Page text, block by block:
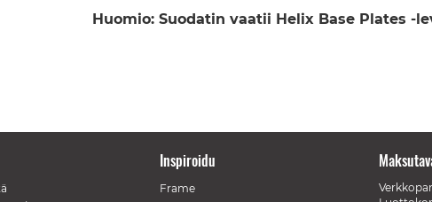
Huomio: Suodatin vaatii Helix Base Plates -
Inspiroidu
Frame